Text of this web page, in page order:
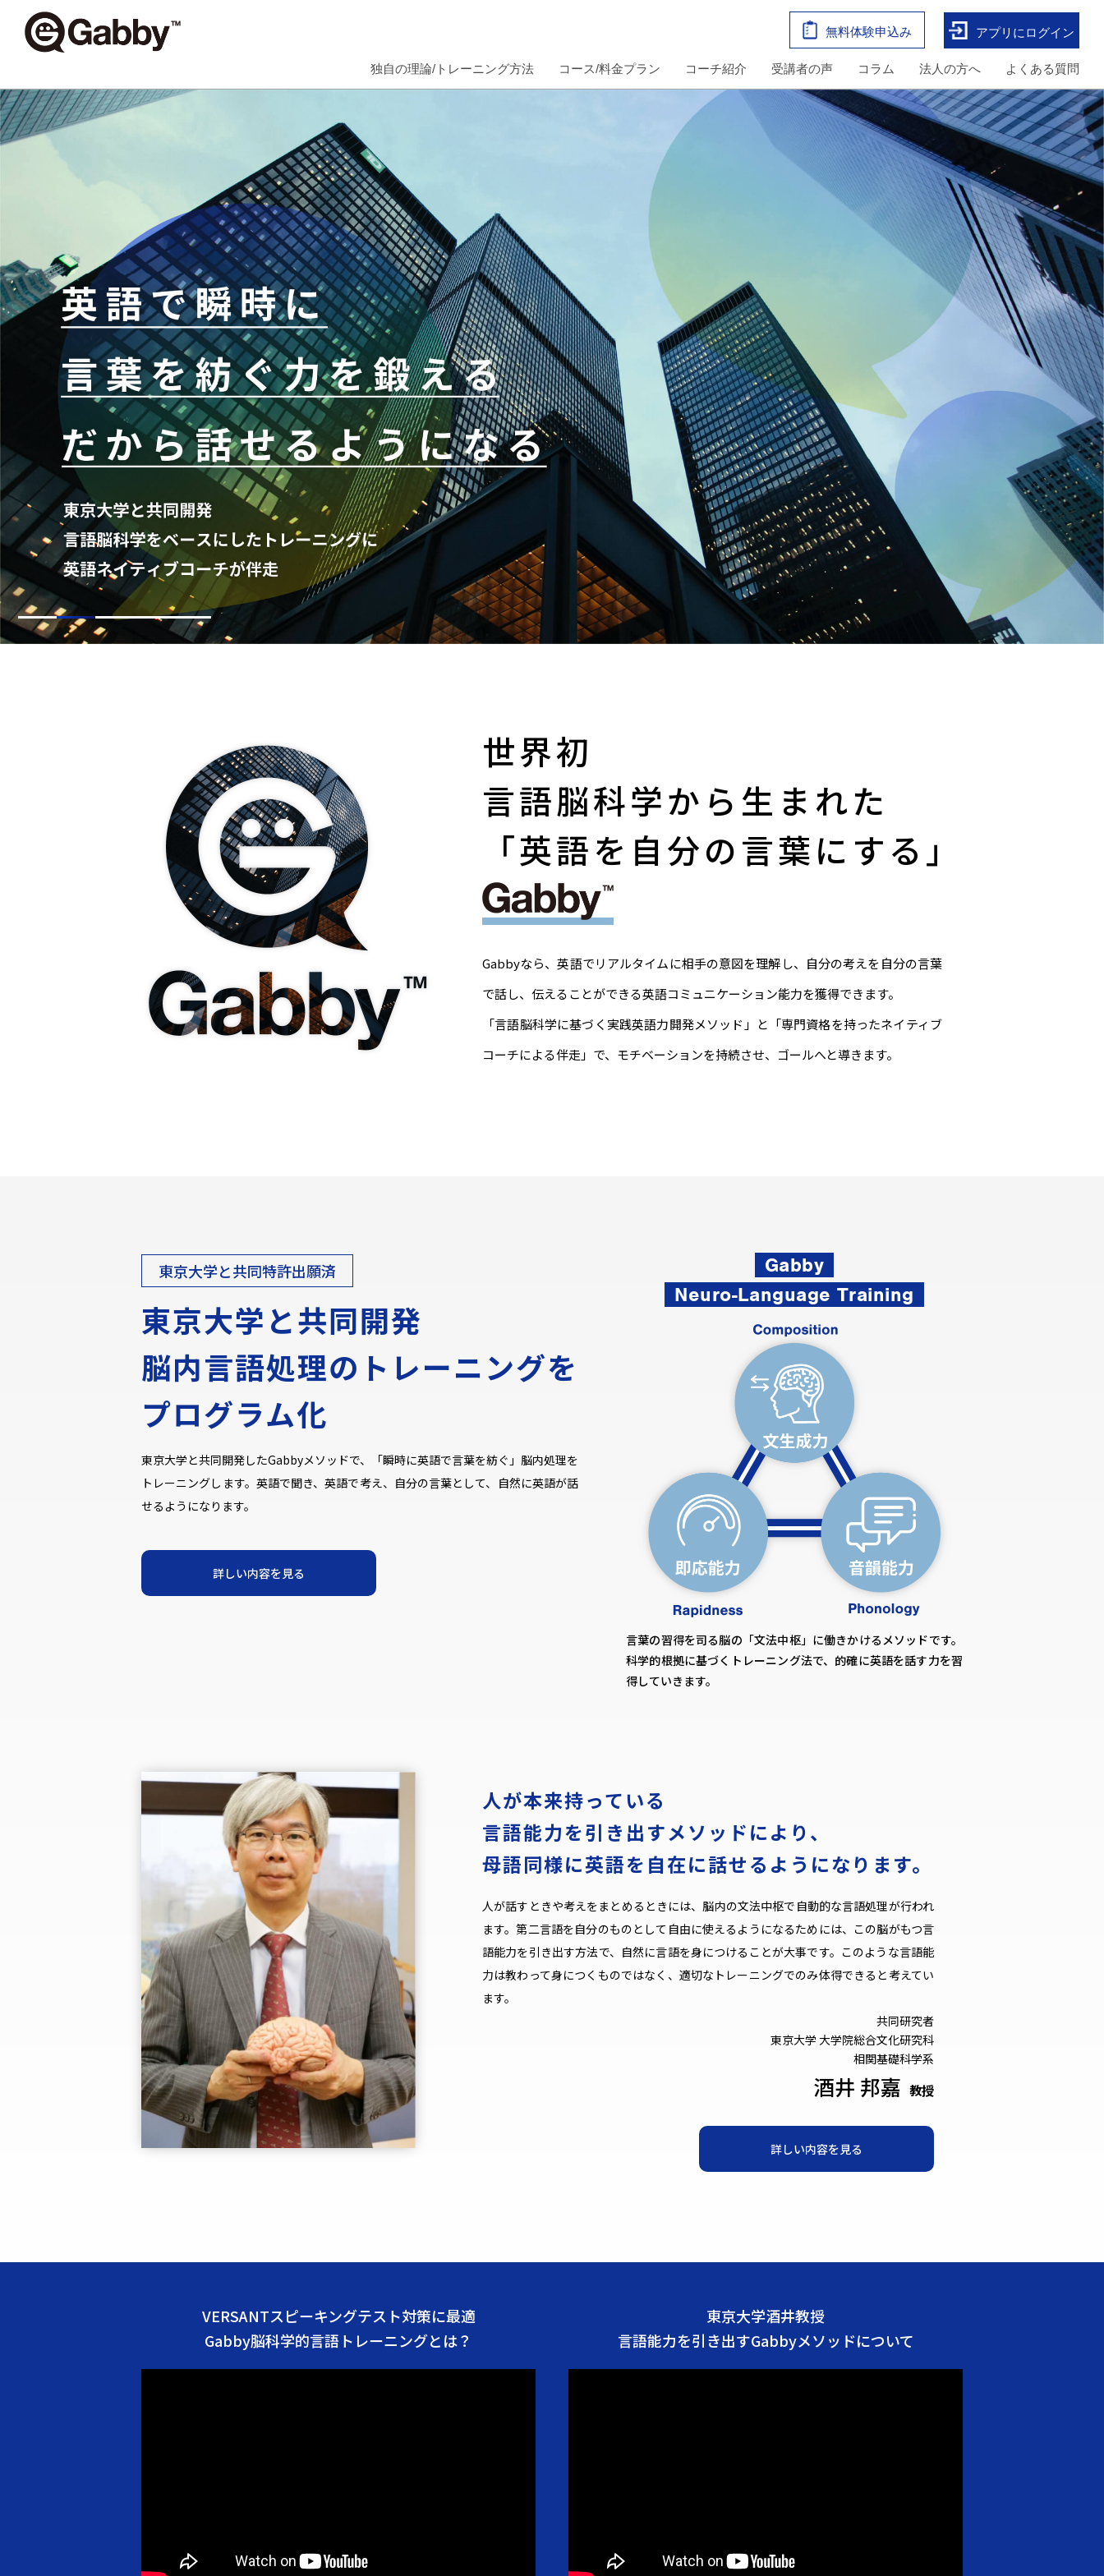
無料体験申込み アプリにログイン
独自の理論/トレーニング方法 コース/料金プラン コーチ紹介 受講者の声 コラム 法人の方へ よくある質問
世界初
言語脳科学から生まれた
「英語を自分の言葉にする」
Gabbyなら、英語でリアルタイムに相手の意図を理解し、自分の考えを自分の言葉
で話し、伝えることができる英語コミュニケーション能力を獲得できます。
「言語脳科学に基づく実践英語力開発メソッド」と「専門資格を持ったネイティブ
コーチによる伴走」で、モチベーションを持続させ、ゴールへと導きます。
東京大学と共同特許出願済
東京大学と共同開発
脳内言語処理の トレーニングを
プログラム化
東京大学と共同開発したGabbyメソッドで、「瞬時に英語で言葉を紡ぐ」脳内処理を
トレーニングします。英語で聞き、英語で考え、自分の言葉として、自然に英語が話
せるようになります。
詳しい内容を見る
Gabby
Neuro-Language Training
言葉の習得を司る脳の「文法中枢」に働きかけるメソッドです。
科学的根拠に基づくトレーニング法で、的確に英語を話す力を習
得していきます。
人が本来持っている
言語能力を引き出すメソッドにより、
母語同様に英語を自在に話せるようになります。
人が話すときや考えをまとめるときには、脳内の文法中枢で自動的な言語処理が行われ
ます。第二言語を自分のものとして自由に使えるようになるためには、この脳がもつ言
語能力を引き出す方法で、自然に言語を身につけることが大事です。このような言語能
力は教わって身につくものではなく、適切なトレーニングでのみ体得できると考えてい
ます。
共同研究者
東京大学 大学院総合文化研究科
相関基礎科学系
酒井 邦嘉 教授
詳しい内容を見る
VERSANTスピーキングテスト対策に最適
Gabby脳科学的言語トレーニングとは？
東京大学酒井教授
言語能力を引き出すGabbyメソッドについて